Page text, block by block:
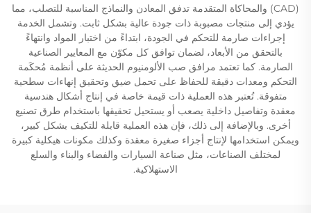
(CAD) والمحاكاة المتقدمة تدفق المعادن والنماذج المناسبة للتصلب، مما
يؤدي إلى منتجات مصبوبة ذات جودة عالية بشكل ثابت. وتشمل الخدمة
إجراءات صارمة للتحكم في الجودة، ابتداءً من اختبار المواد وانتهاءً
بالتحقق من الأبعاد، لضمان توافق كل مكوّن مع المعايير الصناعية
الصارمة. كما تعتمد مرافق صب الألومنيوم الحديثة على أنظمة مُحكَمة
التحكم ومعدات دقيقة للحفاظ على تحمل ضيق وتحقيق إنهاءات سطحية
متفوقة. تُعتبر هذه العملية ذات قيمة خاصة في إنتاج أشكال هندسية
معقدة وتفاصيل داخلية يصعب أو يستحيل تحقيقها باستخدام طرق تصنيع
أخرى. وبالإضافة إلى ذلك، فإن هذه العملية قابلة للتكيف بشكل كبير،
ويمكن استخدامها لإنتاج أجزاء صغيرة معقدة وكذلك مكونات هيكلية كبيرة
لمختلف الصناعات، مثل صناعة السيارات والفضاء والبناء والسلع
الاستهلاكية.